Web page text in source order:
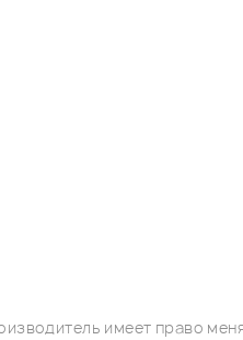
имеет право